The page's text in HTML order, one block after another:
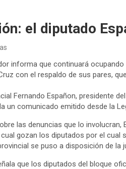
el diputado
informa que continuará
con el respaldo de sus pares,
Fernando Españon, presidente
un comunicado emitido desde la
las denuncias que lo involucran,
gozan los diputados por el cual
se puso a disposición de la
que los diputados del bloque